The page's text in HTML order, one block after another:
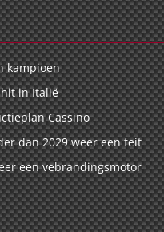
kampioen
in Italië
Cassino
dan 2029 weer een feit
een vebrandingsmotor